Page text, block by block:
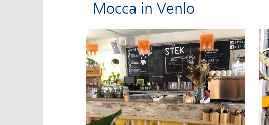
Mocca in Venlo